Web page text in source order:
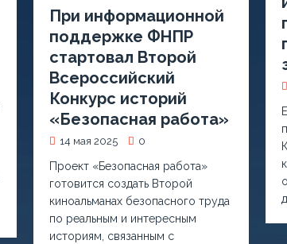
При информационной
поддержке ФНПР
стартовал Второй
Всероссийский
Конкурс историй
«Безопасная работа»
14 мая 2025 0
Проект «Безопасная работа»
готовится создать Второй
киноальманах безопасного труда
по реальным и интересным
историям, связанным с